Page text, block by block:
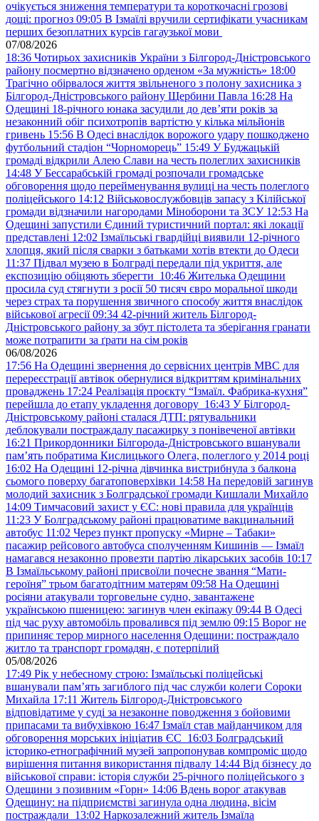
очікується зниження температури та короткочасні грозові
дощі: прогноз 09:05 В Ізмаїлі вручили сертифікати учасникам
перших безоплатних курсів гагаузької мови
07/08/2026
18:36 Чотирьох захисників України з Білгород-Дністровського
району посмертно відзначено орденом «За мужність» 18:00
Трагічно обірвалося життя звільненого з полону захисника з
Білгород-Дністровського району Щербини Павла 16:28 На
Одещині 18-річного юнака засудили до дев’яти років за
незаконний обіг психотропів вартістю у кілька мільйонів
гривень 15:56 В Одесі внаслідок ворожого удару пошкоджено
футбольний стадіон “Чорноморець” 15:49 У Буджацькій
громаді відкрили Алею Слави на честь полеглих захисників
14:48 У Бессарабській громаді розпочали громадське
обговорення щодо перейменування вулиці на честь полеглого
поліцейського 14:12 Військовослужбовців запасу з Кілійської
громади відзначили нагородами Міноборони та ЗСУ 12:53 На
Одещині запустили Єдиний туристичний портал: які локації
представлені 12:02 Ізмаїльські гвардійці виявили 12-річного
хлопця, який після сварки з батьками хотів втекти до Одеси
11:37 Підвал музею в Болграді передали під укриття, але
експозицію обіцяють зберегти 10:46 Жителька Одещини
просила суд стягнути з росії 50 тисяч євро моральної шкоди
через страх та порушення звичного способу життя внаслідок
військової агресії 09:34 42-річний житель Білгород-
Дністровського району за збут пістолета та зберігання гранати
може потрапити за ґрати на сім років
06/08/2026
17:56 На Одещині звернення до сервісних центрів МВС для
перереєстрації автівок обернулися відкриттям кримінальних
проваджень 17:24 Реалізація проєкту “Ізмаїл. Фабрика-кухня”
перейшла до етапу укладення договору 16:43 У Білгород-
Дністровському районі сталася ДТП: рятувальники
деблокували постраждалу пасажирку з понівеченої автівки
16:21 Прикордонники Білгорода-Дністровського вшанували
пам’ять побратима Кислицького Олега, полеглого у 2014 році
16:02 На Одещині 12-річна дівчинка вистрибнула з балкона
сьомого поверху багатоповерхівки 14:58 На передовій загинув
молодий захисник з Болградської громади Кишлали Михайло
14:09 Тимчасовий захист у ЄС: нові правила для українців
11:23 У Болградському районі працюватиме вакцинальний
автобус 11:02 Через пункт пропуску «Мирне – Табаки»
пасажир рейсового автобуса сполученням Кишинів — Ізмаїл
намагався незаконно провезти партію лікарських засобів 10:17
В Ізмаїльському районі присвоїли почесне звання “Мати-
героїня” трьом багатодітним матерям 09:58 На Одещині
росіяни атакували торговельне судно, завантажене
українською пшеницею: загинув член екіпажу 09:44 В Одесі
під час руху автомобіль провалився під землю 09:15 Ворог не
припиняє терор мирного населення Одещини: постраждало
житло та транспорт громадян, є потерпілий
05/08/2026
17:49 Рік у небесному строю: Ізмаїльські поліцейські
вшанували пам’ять загиблого під час служби колеги Сороки
Михайла 17:11 Житель Білгород-Дністровського
відповідатиме у суді за незаконне поводження з бойовими
припасами та вибухівкою 16:47 Ізмаїл став майданчиком для
обговорення морських ініціатив ЄС 16:03 Болградський
історико-етнографічний музей запропонував компроміс щодо
вирішення питання використання підвалу 14:44 Від бізнесу до
військової справи: історія служби 25-річного поліцейського з
Одещини з позивним «Горн» 14:06 Вдень ворог атакував
Одещину: на підприємстві загинула одна людина, вісім
постраждали 13:02 Наркозалежний житель Ізмаїла